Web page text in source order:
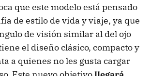
que este modelo está pensado
de estilo de vida y viaje, ya que
de visión similar al del ojo
el diseño clásico, compacto y
a quienes no les gusta cargar